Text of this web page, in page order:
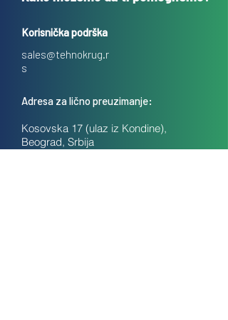
Korisnička podrška
sales@tehnokrug.r
s
Adresa za lično preuzimanje:
Kosovska 17 (ulaz iz Kondine),
Beograd, Srbija